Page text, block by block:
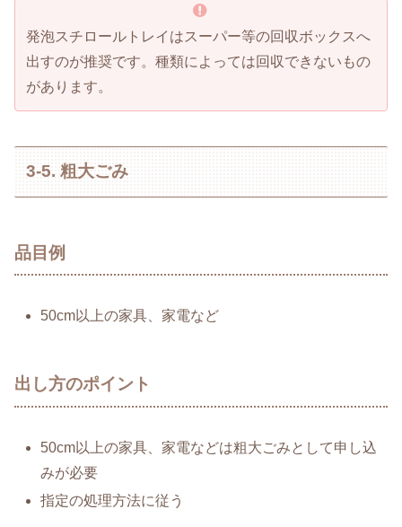
発泡スチロールトレイはスーパー等の回収ボックスへ
出すのが推奨です。種類によっては回収できないもの
があります。
3-5. 粗大ごみ
品目例
50cm以上の家具、家電など
出し方のポイント
50cm以上の家具、家電などは粗大ごみとして申し込
みが必要
指定の処理方法に従う